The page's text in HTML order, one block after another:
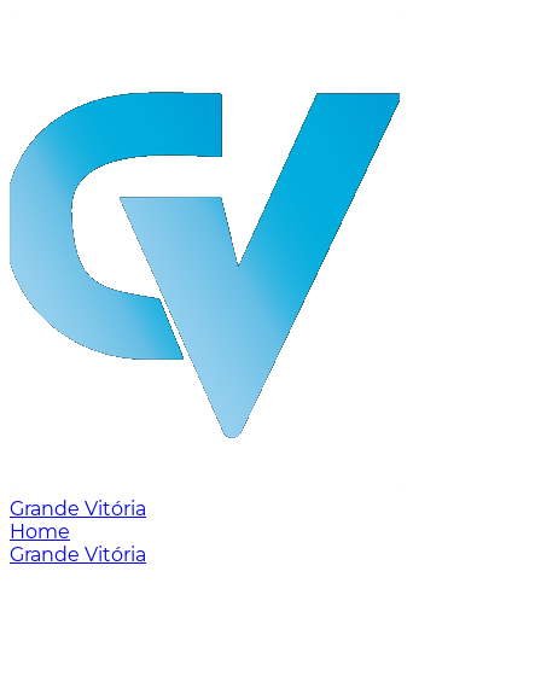
Grande Vitória
Home
Grande Vitória